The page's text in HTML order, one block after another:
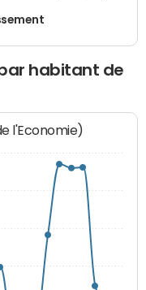
habitant de
l'Economie)